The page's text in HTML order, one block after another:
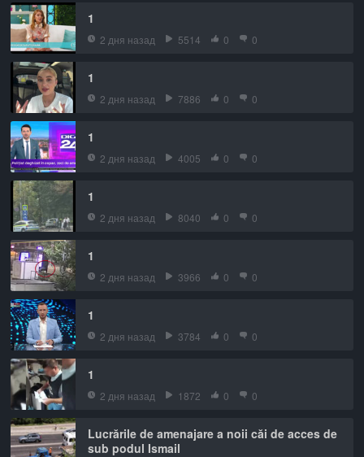
1
2 дня назад 5514 0 0
1
2 дня назад 7886 0 0
1
2 дня назад 4005 0 0
1
2 дня назад 8040 0 0
1
2 дня назад 3966 0 0
1
2 дня назад 3784 0 0
1
2 дня назад 1872 0 0
Lucrările de amenajare a noii căi de acces de
sub podul Ismail